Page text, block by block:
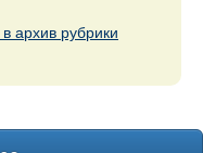
архив рубрики